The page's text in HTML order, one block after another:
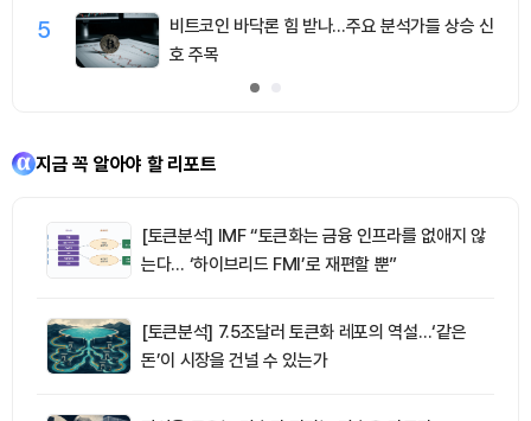
5
비트코인 바닥론 힘 받나…주요 분석가들 상승 신
호 주목
지금 꼭 알아야 할 리포트
[토큰분석] IMF “토큰화는 금융 인프라를 없애지 않
는다… ‘하이브리드 FMI’로 재편할 뿐”
[토큰분석] 7.5조달러 토큰화 레포의 역설…‘같은
돈’이 시장을 건널 수 있는가